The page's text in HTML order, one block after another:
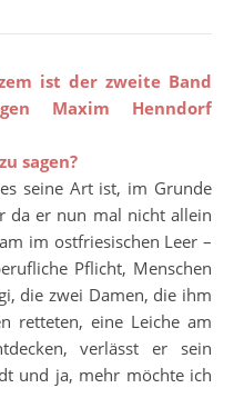
ist der zweite Band
Maxim Henndorf
sagen?
seine Art ist, im Grunde
da er nun mal nicht allein
im ostfriesischen Leer –
Pflicht, Menschen
die zwei Damen, die ihm
retteten, eine Leiche am
verlässt er sein
und ja, mehr möchte ich